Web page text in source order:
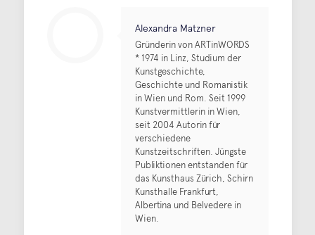
Alexandra Matzner
Gründerin von ARTinWORDS
* 1974 in Linz, Studium der
Kunstgeschichte,
Geschichte und Romanistik
in Wien und Rom. Seit 1999
Kunstvermittlerin in Wien,
seit 2004 Autorin für
verschiedene
Kunstzeitschriften. Jüngste
Publiktionen entstanden für
das Kunsthaus Zürich, Schirn
Kunsthalle Frankfurt,
Albertina und Belvedere in
Wien.